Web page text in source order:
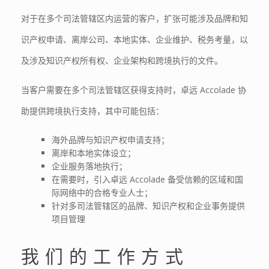
对于在多个司法管辖区内运营的客户，扩张可能涉及品牌和知
识产权申请、离岸公司、本地实体、企业维护、税务考量，以
及涉及知识产权所有权、企业架构和跨境执行的文件。
当客户需要在多个司法管辖区获得支持时，卓远 Accolade 协
助提供跨境执行支持，其中可能包括：
海外品牌与知识产权申请支持；
离岸和本地实体设立；
企业服务落地执行；
在需要时，引入卓远 Accolade 备受信赖的区域和国
际网络中的合格专业人士；
针对多司法管辖区的品牌、知识产权和企业事务提供
项目管理
我们的工作方式